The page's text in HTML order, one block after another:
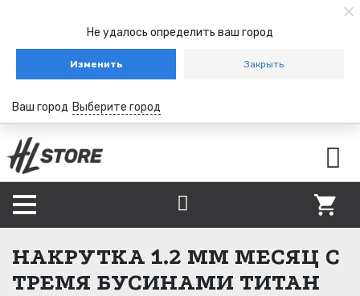
Не удалось определить ваш город
Изменить Закрыть
Ваш город Выберите город
НАКРУТКА 1.2 ММ МЕСЯЦ С
ТРЕМЯ БУСИНАМИ ТИТАН